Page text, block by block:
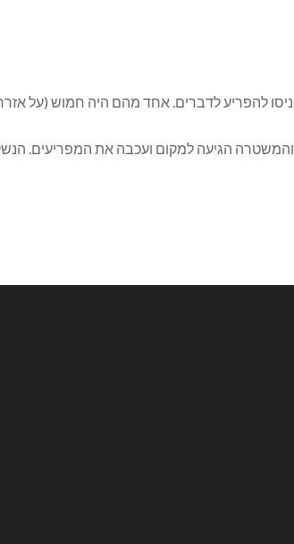
והמשטרה הגיעה למקום ועכבה את המפריעים.